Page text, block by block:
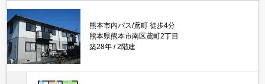
熊本市内バス/鳶町 徒歩4分
熊本県熊本市南区鳶町2丁目
築28年
2階建